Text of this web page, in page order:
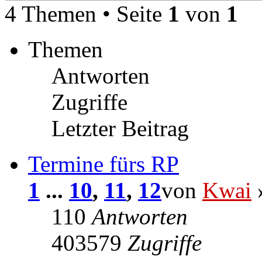
4 Themen • Seite 1 von 1
Themen
Antworten
Zugriffe
Letzter Beitrag
Termine fürs RP
1 ... 10, 11, 12von Kwai
110Antworten
403579 Zugriffe